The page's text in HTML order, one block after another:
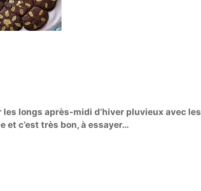
longs après-midi d’hiver pluvieux avec les
et c’est très bon, à essayer…